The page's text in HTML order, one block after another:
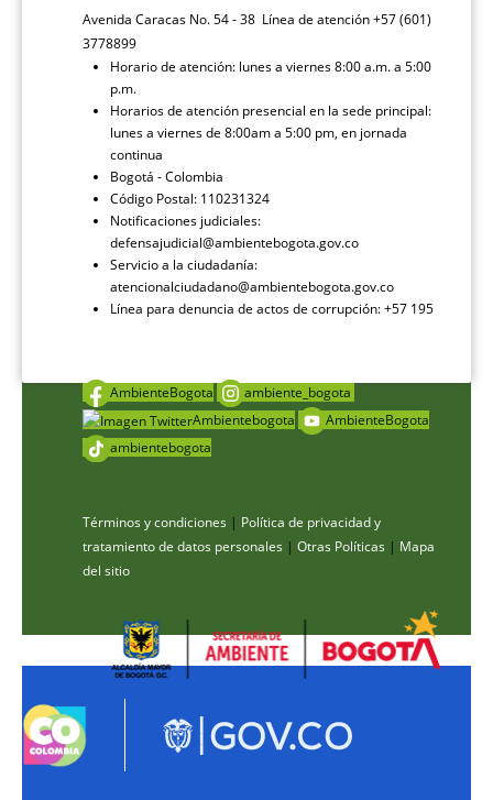
Avenida Caracas No. 54 - 38 Línea de atención +57 (601)
3778899
Horario de atención: lunes a viernes 8:00 a.m. a 5:00
p.m.
Horarios de atención presencial en la sede principal:
lunes a viernes de 8:00am a 5:00 pm, en jornada
continua
Bogotá - Colombia
Código Postal: 110231324
Notificaciones judiciales:
defensajudicial@ambientebogota.gov.co
Servicio a la ciudadanía:
atencionalciudadano@ambientebogota.gov.co
Línea para denuncia de actos de corrupción: +57 195
AmbienteBogota
ambiente_bogota
Ambientebogota
AmbienteBogota
ambientebogota
Términos y condiciones | Política de privacidad y
tratamiento de datos personales | Otras Políticas | Mapa
del sitio